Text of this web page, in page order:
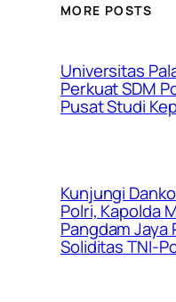
MORE POSTS
Universitas
Perkuat SDM
Pusat Studi
Kunjungi
Polri, Kapolda
Pangdam Jaya
Soliditas TNI-